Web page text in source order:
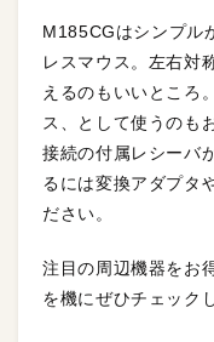
M185CGはシンプル
レスマウス。左右対
えるのもいいところ
ス、として使うのも
接続の付属レシーバ
るには変換アダプタ
ださい。
注目の周辺機器をお
を機にぜひチェック